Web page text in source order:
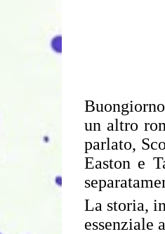
un altro
parlato,
Easton e
La storia,
essenziale